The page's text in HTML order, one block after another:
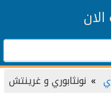
نونثابوري و غرينتش